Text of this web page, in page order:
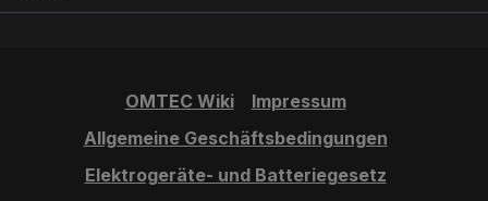
OMTEC Wiki
Impressum
Allgemeine Geschäftsbedingungen
Elektrogeräte- und Batteriegesetz